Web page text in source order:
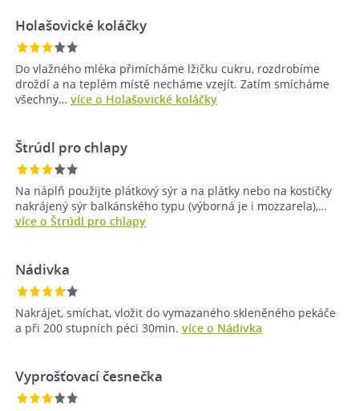
Holašovické koláčky
Do vlažného mléka přimícháme lžičku cukru, rozdrobíme
droždí a na teplém místě necháme vzejít. Zatím smícháme
všechny… více o Holašovické koláčky
Štrúdl pro chlapy
Na náplň použijte plátkový sýr a na plátky nebo na kostičky
nakrájený sýr balkánského typu (výborná je i mozzarela),…
více o Štrúdl pro chlapy
Nádivka
Nakrájet, smíchat, vložit do vymazaného skleněného pekáče
a při 200 stupních péci 30min. více o Nádivka
Vyprošťovací česnečka